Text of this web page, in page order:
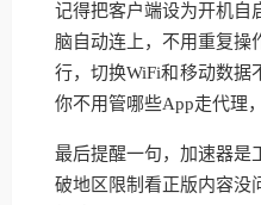
记得把客户端设为开机自
脑自动连上，不用重复操
行，切换WiFi和移动数据
你不用管哪些App走代理
最后提醒一句，加速器是
破地区限制看正版内容没